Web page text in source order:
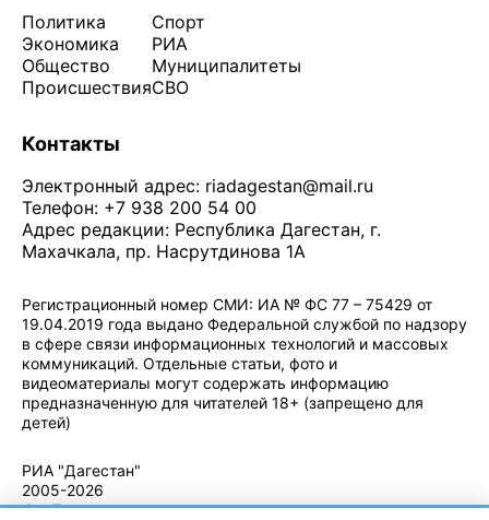
Политика
Экономика
Общество
Происшествия
Спорт
РИА
Муниципалитеты
СВО
Контакты
Электронный адрес: riadagestan@mail.ru
Телефон: +7 938 200 54 00
Адрес редакции: Республика Дагестан, г.
Махачкала, пр. Насрутдинова 1А
Регистрационный номер СМИ: ИА № ФС 77 – 75429 от
19.04.2019 года выдано Федеральной службой по надзору
в сфере связи информационных технологий и массовых
коммуникаций. Отдельные статьи, фото и
видеоматериалы могут содержать информацию
предназначенную для читателей 18+ (запрещено для
детей)
РИА "Дагестан"
2005-2026
© - Правила